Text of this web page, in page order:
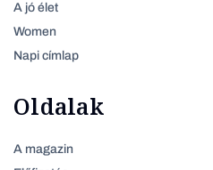
A jó élet
Women
Napi címlap
Oldalak
A magazin